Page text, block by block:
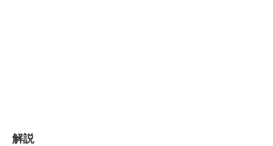
建設×テクノロジーの最前線
解説